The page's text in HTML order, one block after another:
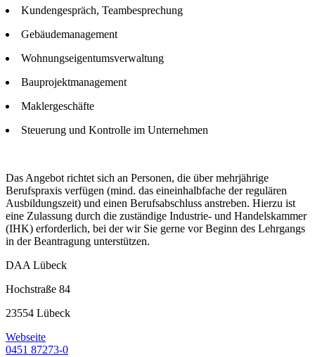
Kundengespräch, Teambesprechung
Gebäudemanagement
Wohnungseigentumsverwaltung
Bauprojektmanagement
Maklergeschäfte
Steuerung und Kontrolle im Unternehmen
Das Angebot richtet sich an Personen, die über mehrjährige
Berufspraxis verfügen (mind. das eineinhalbfache der regulären
Ausbildungszeit) und einen Berufsabschluss anstreben. Hierzu ist
eine Zulassung durch die zuständige Industrie- und Handelskammer
(IHK) erforderlich, bei der wir Sie gerne vor Beginn des Lehrgangs
in der Beantragung unterstützen.
DAA Lübeck
Hochstraße 84
23554 Lübeck
Webseite
0451 87273-0